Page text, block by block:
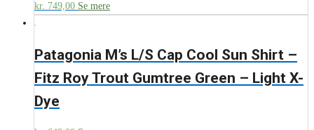
kr. 749,00 Se mere
Patagonia M’s L/S Cap Cool Sun Shirt –
Fitz Roy Trout Gumtree Green – Light X-
Dye